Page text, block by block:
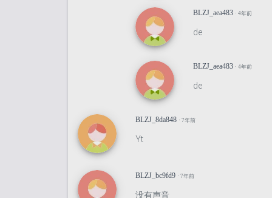
BLZJ_aea483 · 4年前
de
BLZJ_aea483 · 4年前
de
BLZJ_8da848 · 7年前
Yt
BLZJ_bc9fd9 · 7年前
没有声音